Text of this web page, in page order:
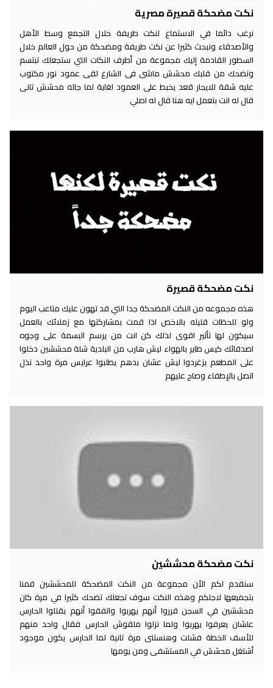
نكت مضحكة قصيرة مصرية
نرغب دائما في الاستماع لنكت طريفة خلال التجمع وسط الأهل
والأصدقاء ونبحث كثيرا عن نكت طريفة ومضحكة من حول العالم خلال
السطور القادمة إليك مجموعة من أطرف النكات التي ستجعلك تبتسم
وتضحك من قلبك محشش ماشى فى الشارع لقى عمود نور مكتوب
عليه شقة للايجار قعد يخبط على العمود لغاية لما جاله محشش تانى
قال له انت بتعمل ايه هنا قال له اصلي
نكت مضحكة قصيرة
هذه مجموعه من النكت المضحكة جدا التي قد تهون عليك متاعب اليوم
ولو للحظات قليله بالاخص اذا قمت بمشاركتها مع زملائك بالعمل
سيكون لها تأثير اقوى لذلك كن انت من يرسم البسمة على وجوه
اصدقائك كيس طاير بالهواء ليش هارب من البلدية شلة محششين دخلوا
على المطعم يزغردوا ليش عشان بدهم يطلبوا عرايس مرة واحد نذل
اتصل بالإطفاء وصاح عليهم
نكت مضحكة محششين
سنقدم لكم الأن مجموعة من النكت المضحكة للمحششين قمنا
بتجميعها لاجلكم وهذه النكت سوف تجعلك تضحك كثيرا في مرة كان
محششين في السجن قرروا أنهم يهربوا واتفقوا أنهم يقتلوا الحارس
علشان يعرفوا يهربوا ولما نزلوا ملقوش الحارس فقال واحد منهم
للأسف الخطة فشلت وهنستنى مرة تانية لما الحارس يكون موجود
أشتغل محشش في المستشفى ومن يومها